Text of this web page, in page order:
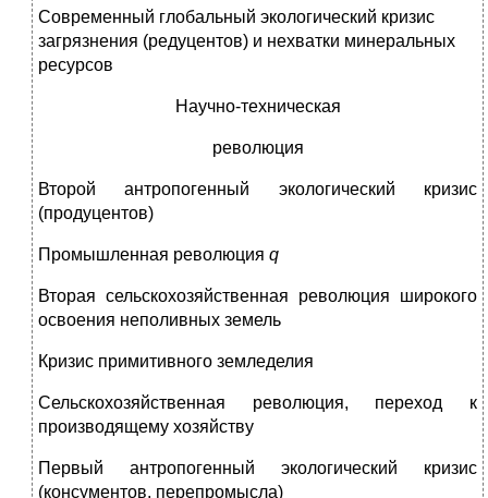
Современный глобальный экологический кризис
загрязнения (редуцентов) и нехватки минеральных
ресурсов
Научно-техническая
революция
Второй антропогенный экологический кризис
(продуцентов)
Промышленная революция q
Вторая сельскохозяйственная революция широкого
освоения неполивных земель
Кризис примитивного земледелия
Сельскохозяйственная революция, переход к
производящему хозяйству
Первый антропогенный экологический кризис
(консументов, перепромысла)